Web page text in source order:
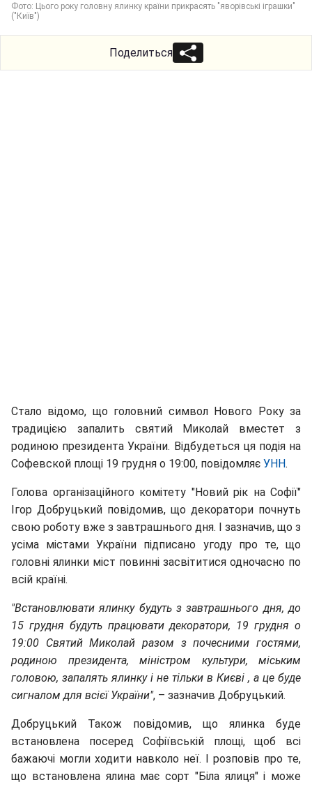
Фото: Цього року головну ялинку країни прикрасять "яворівські іграшки"
("Київ")
Поделиться
Стало відомо, що головний символ Нового Року за
традицією запалить святий Миколай вместет з
родиною президента України. Відбудеться ця подія на
Софевской площі 19 грудня о 19:00, повідомляє УНН.
Голова організаційного комітету "Новий рік на Софії"
Ігор Добруцький повідомив, що декоратори почнуть
свою роботу вже з завтрашнього дня. І зазначив, що з
усіма містами України підписано угоду про те, що
головні ялинки міст повинні засвітитися одночасно по
всій країні.
"Встановлювати ялинку будуть з завтрашнього дня, до
15 грудня будуть працювати декоратори, 19 грудня о
19:00 Святий Миколай разом з почесними гостями,
родиною президента, міністром культури, міським
головою, запалять ялинку і не тільки в Києві , а це буде
сигналом для всієї України", – зазначив Добруцький.
Добруцький Також повідомив, що ялинка буде
встановлена посеред Софіївській площі, щоб всі
бажаючі могли ходити навколо неї. І розповів про те,
що встановлена ялина має сорт "Біла ялиця" і може